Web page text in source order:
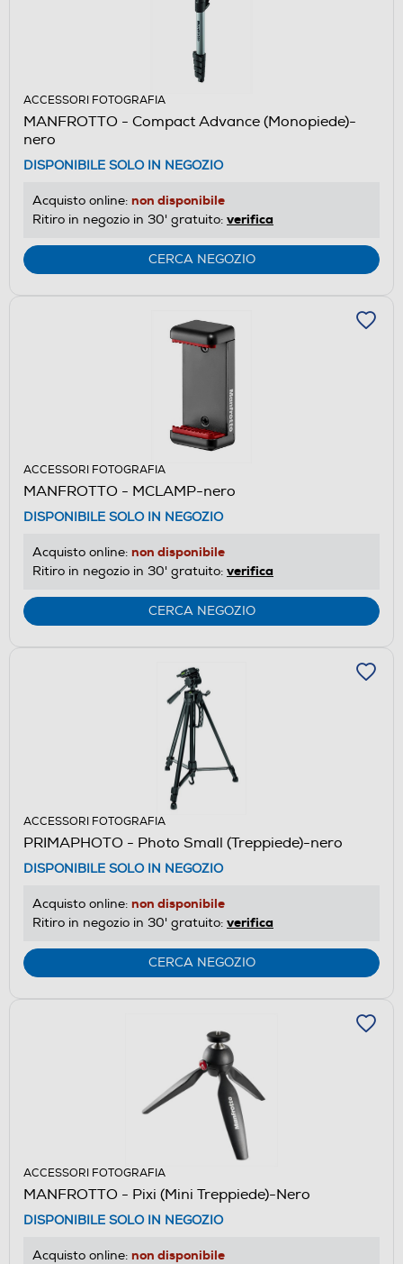
ACCESSORI FOTOGRAFIA
MANFROTTO - Compact Advance (Monopiede)-
nero
DISPONIBILE SOLO IN NEGOZIO
Acquisto online: non disponibile
Ritiro in negozio in 30' gratuito: verifica
CERCA NEGOZIO
ACCESSORI FOTOGRAFIA
MANFROTTO - MCLAMP-nero
DISPONIBILE SOLO IN NEGOZIO
Acquisto online: non disponibile
Ritiro in negozio in 30' gratuito: verifica
CERCA NEGOZIO
ACCESSORI FOTOGRAFIA
PRIMAPHOTO - Photo Small (Treppiede)-nero
DISPONIBILE SOLO IN NEGOZIO
Acquisto online: non disponibile
Ritiro in negozio in 30' gratuito: verifica
CERCA NEGOZIO
ACCESSORI FOTOGRAFIA
MANFROTTO - Pixi (Mini Treppiede)-Nero
DISPONIBILE SOLO IN NEGOZIO
Acquisto online: non disponibile